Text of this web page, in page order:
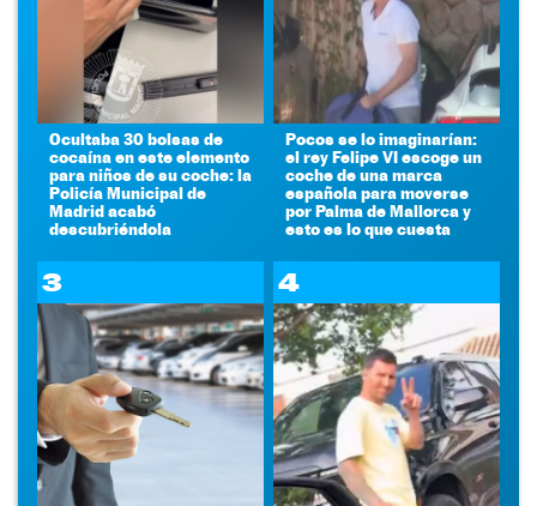
Ocultaba 30 bolsas de
cocaína en este elemento
para niños de su coche: la
Policía Municipal de
Madrid acabó
descubriéndola
Pocos se lo imaginarían:
el rey Felipe VI escoge un
coche de una marca
española para moverse
por Palma de Mallorca y
esto es lo que cuesta
3 4